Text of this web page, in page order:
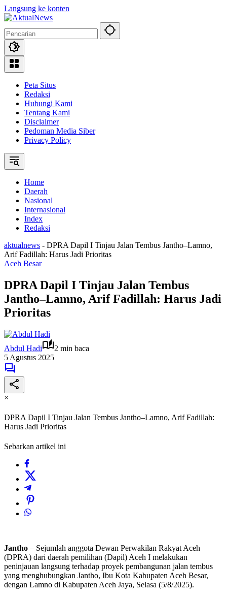
Langsung ke konten
Peta Situs
Redaksi
Hubungi Kami
Tentang Kami
Disclaimer
Pedoman Media Siber
Privacy Policy
Home
Daerah
Nasional
Internasional
Index
Redaksi
aktualnews - DPRA Dapil I Tinjau Jalan Tembus Jantho–Lamno,
Arif Fadillah: Harus Jadi Prioritas
Aceh Besar
DPRA Dapil I Tinjau Jalan Tembus
Jantho–Lamno, Arif Fadillah: Harus Jadi
Prioritas
Abdul Hadi
2 min baca
5 Agustus 2025
×
DPRA Dapil I Tinjau Jalan Tembus Jantho–Lamno, Arif Fadillah:
Harus Jadi Prioritas
Sebarkan artikel ini
Jantho – Sejumlah anggota Dewan Perwakilan Rakyat Aceh
(DPRA) dari daerah pemilihan (Dapil) Aceh I melakukan
peninjauan langsung terhadap proyek pembangunan jalan tembus
yang menghubungkan Jantho, Ibu Kota Kabupaten Aceh Besar,
dengan Lamno di Kabupaten Aceh Jaya, Selasa (5/8/2025).